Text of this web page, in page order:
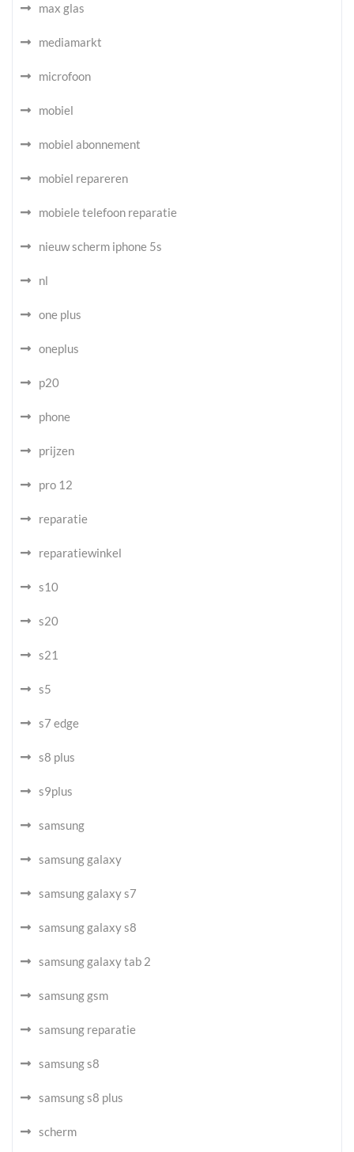
max glas
mediamarkt
microfoon
mobiel
mobiel abonnement
mobiel repareren
mobiele telefoon reparatie
nieuw scherm iphone 5s
nl
one plus
oneplus
p20
phone
prijzen
pro 12
reparatie
reparatiewinkel
s10
s20
s21
s5
s7 edge
s8 plus
s9plus
samsung
samsung galaxy
samsung galaxy s7
samsung galaxy s8
samsung galaxy tab 2
samsung gsm
samsung reparatie
samsung s8
samsung s8 plus
scherm